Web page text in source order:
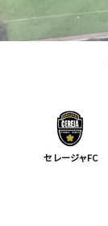
セレージャFC